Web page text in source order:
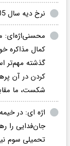
نرخ دیه سال 1405 اعلام شد
محسنی‌اژه‌ای:
کمال مذاکره
گذشته مهم‌تر
کردن در آن
شکست، ما
اژه ای: در
جان‌فدایی را
تحمیلی سوم